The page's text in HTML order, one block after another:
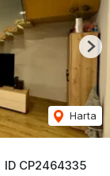
ID CP2464335
Harta